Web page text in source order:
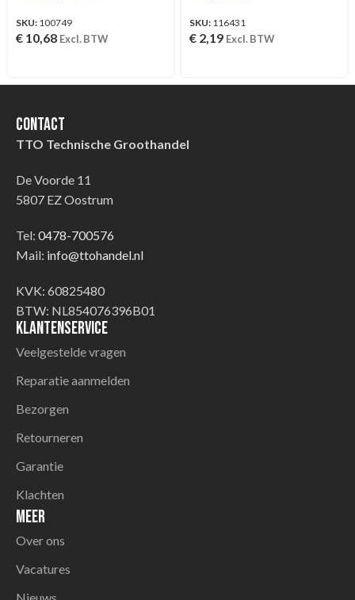
SKU: 100749
€ 10,68 Excl. BTW
SKU: 116431
€ 2,19 Excl. BTW
Contact
TTO Technische Groothandel
De Voorde 11
5807 EZ Oostrum
Tel: 0478-700576
Mail: info@ttohandel.nl
KVK: 60825480
BTW: NL854076396B01
Klantenservice
Veelgestelde vragen
Reparatie aanmelden
Bezorgen
Retourneren
Garantie
Klachten
Meer
Over ons
Vacatures